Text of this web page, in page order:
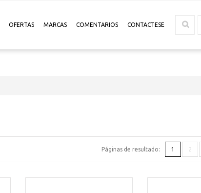
OFERTAS MARCAS COMENTARIOS CONTACTESE
1 2
Páginas de resultado: